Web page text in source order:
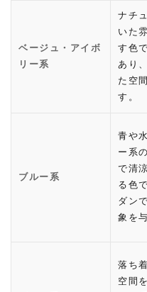
ベージュ・アイボ
リー系
ナチ
いた
す色
あり
た空
す。
ブルー系
青や
ー系
で清
る色
ダン
象を
落ち
空間